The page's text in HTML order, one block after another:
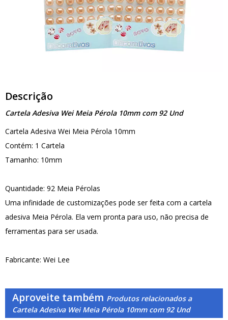
Descrição
Cartela Adesiva Wei Meia Pérola 10mm com 92 Und
Cartela Adesiva Wei Meia Pérola 10mm
Contém: 1 Cartela
Tamanho: 10mm
Quantidade: 92 Meia Pérolas
Uma infinidade de customizações pode ser feita com a cartela
adesiva Meia Pérola. Ela vem pronta para uso, não precisa de
ferramentas para ser usada.
Fabricante: Wei Lee
Aproveite também Produtos relacionados a
Cartela Adesiva Wei Meia Pérola 10mm com 92 Und